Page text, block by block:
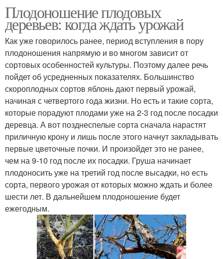
Плодоношение плодовых
деревьев: когда ждать урожай
Как уже говорилось ранее, период вступления в пору
плодоношения напрямую и во многом зависит от
сортовых особенностей культуры. Поэтому далее речь
пойдет об усредненных показателях. Большинство
скороплодных сортов яблонь дают первый урожай,
начиная с четвертого года жизни. Но есть и такие сорта,
которые порадуют плодами уже на 2-3 год после посадки
деревца. А вот позднеспелые сорта сначала нарастят
приличную крону и лишь после этого начнут закладывать
первые цветочные почки. И произойдет это не ранее,
чем на 9-10 год после их посадки. Груша начинает
плодоносить уже на третий год после высадки, но есть
сорта, первого урожая от которых можно ждать и более
шести лет. В дальнейшем плодоношение будет
ежегодным.